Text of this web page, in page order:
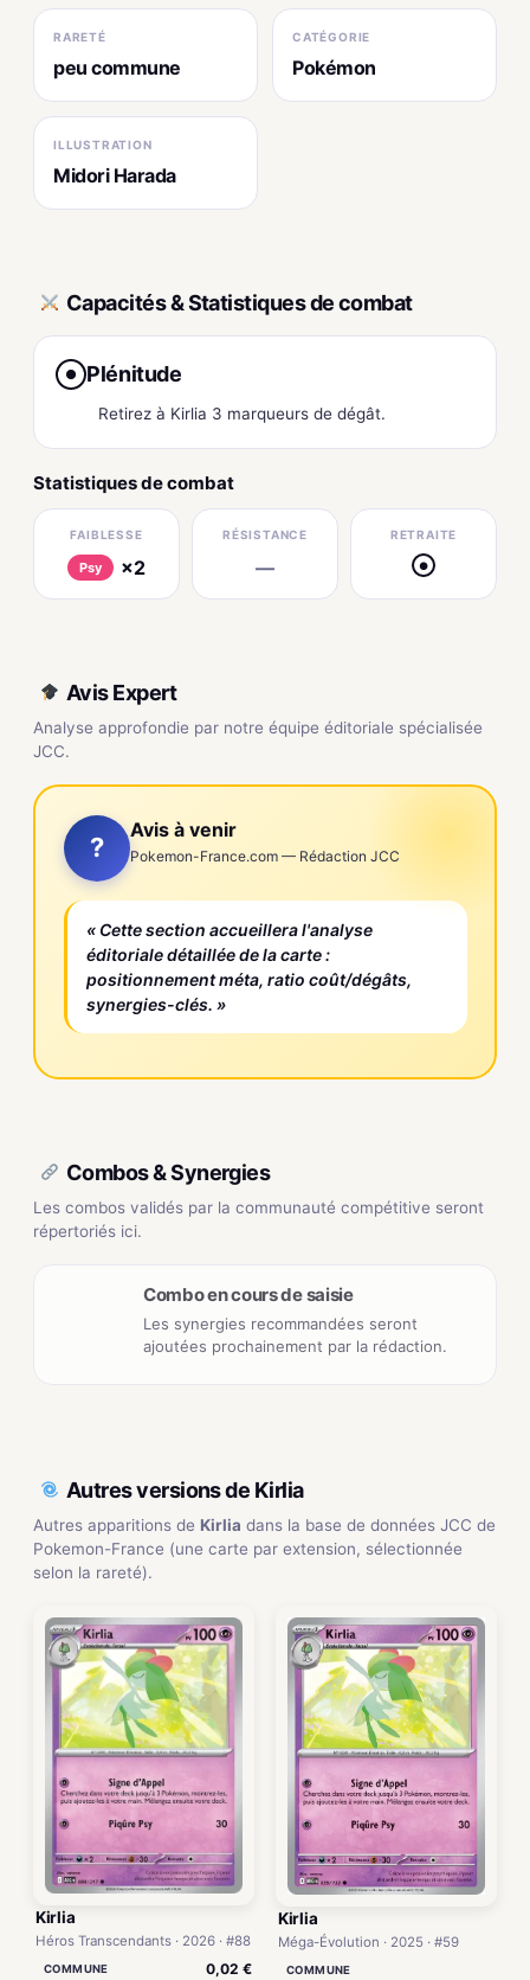
RARETÉ
peu commune
CATÉGORIE
Pokémon
ILLUSTRATION
Midori Harada
Capacités & Statistiques de combat
● Plénitude
Retirez à Kirlia 3 marqueurs de dégât.
Statistiques de combat
FAIBLESSE
Psy ×2
RÉSISTANCE
—
RETRAITE
●
Avis Expert
Analyse approfondie par notre équipe éditoriale spécialisée
JCC.
?
Avis à venir
Pokemon-France.com — Rédaction JCC
« Cette section accueillera l'analyse
éditoriale détaillée de la carte :
positionnement méta, ratio coût/dégâts,
synergies-clés. »
Combos & Synergies
Les combos validés par la communauté compétitive seront
répertoriés ici.
Combo en cours de saisie
Les synergies recommandées seront
ajoutées prochainement par la rédaction.
Autres versions de Kirlia
Autres apparitions de Kirlia dans la base de données JCC de
Pokemon-France (une carte par extension, sélectionnée
selon la rareté).
Kirlia
Héros Transcendants · 2026 · #88
COMMUNE 0,02 €
Kirlia
Méga-Évolution · 2025 · #59
COMMUNE